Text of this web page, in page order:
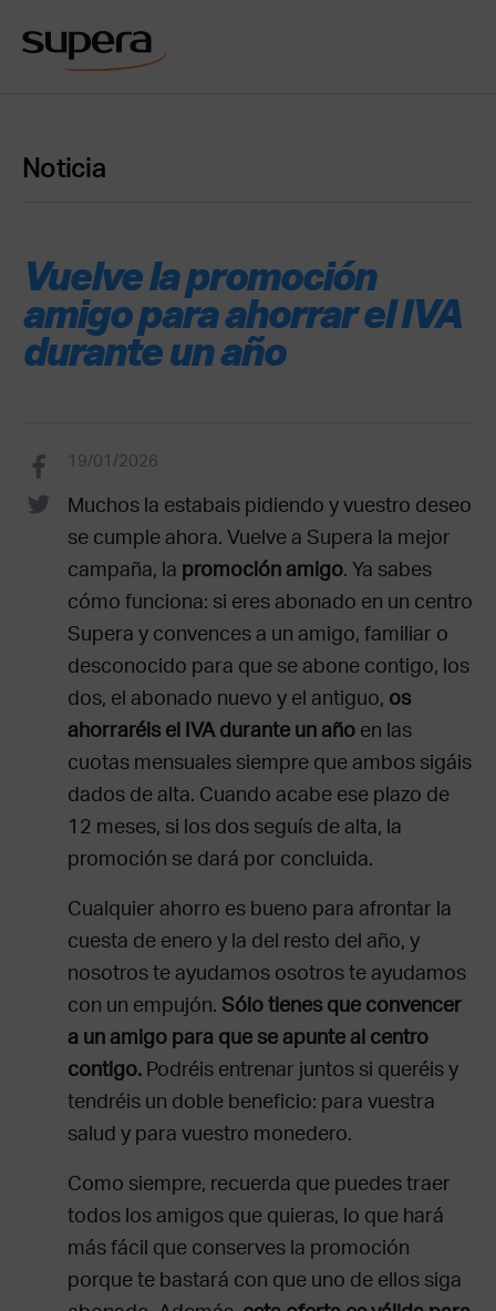
Noticia
Vuelve la promoción
amigo para ahorrar el IVA
durante un año
19/01/2026
Muchos la estabais pidiendo y vuestro deseo
se cumple ahora. Vuelve a Supera la mejor
campaña, la promoción amigo. Ya sabes
cómo funciona: si eres abonado en un centro
Supera y convences a un amigo, familiar o
desconocido para que se abone contigo, los
dos, el abonado nuevo y el antiguo, os
ahorraréis el IVA durante un añoen las
cuotas mensuales siempre que ambos sigáis
dados de alta. Cuando acabe ese plazo de
12 meses, si los dos seguís de alta, la
promoción se dará por concluida.
Cualquier ahorro es bueno para afrontar la
cuesta de enero y la del resto del año, y
nosotros te ayudamos osotros te ayudamos
con un empujón. Sólo tienes que convencer
a un amigo para que se apunte al centro
contigo.Podréis entrenar juntos si queréis y
tendréis un doble beneficio: para vuestra
salud y para vuestro monedero.
Como siempre, recuerda que puedes traer
todos los amigos que quieras, lo que hará
más fácil que conserves la promoción
porque te bastará con que uno de ellos siga